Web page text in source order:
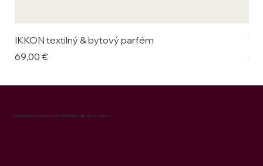
IKKON textilný & bytový parfém
Cena
69,00 €
PRIPRAVENÍ POSUNÚŤ VÁŠ PRIESTOR NA NOVÝ LEVEL?